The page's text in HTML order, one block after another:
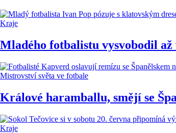
Kraje
Mladého fotbalistu vysvobodil
Mistrovství světa ve fotbale
Králové haramballu, smějí se
Kraje